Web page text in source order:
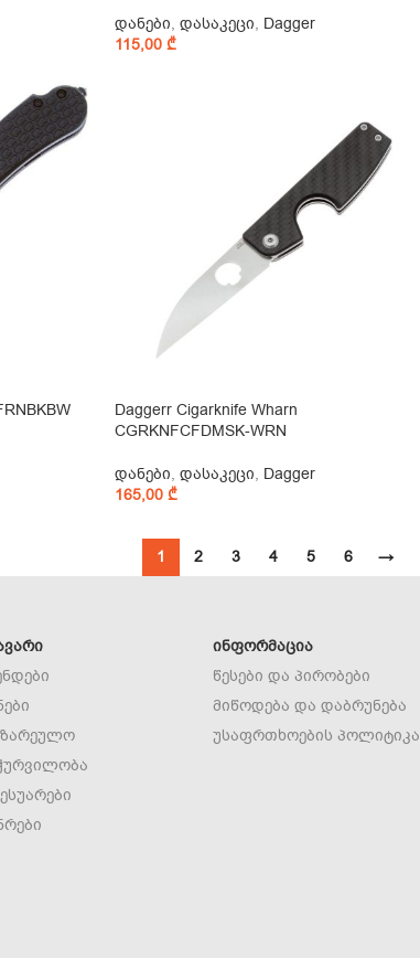
დანები, დასაკეცი, Dagger
115,00 ₾
Daggerr Cigarknife Wharn
CGRKNFCFDMSK-WRN
დანები, დასაკეცი, Dagger
165,00 ₾
1 2 3 4 5 6 →
ᲘᲜᲤᲝᲠᲛᲐᲪᲘᲐ
წესები და პირობები
მიწოდება და დაბრუნება
უსაფრთხოების პოლიტიკა